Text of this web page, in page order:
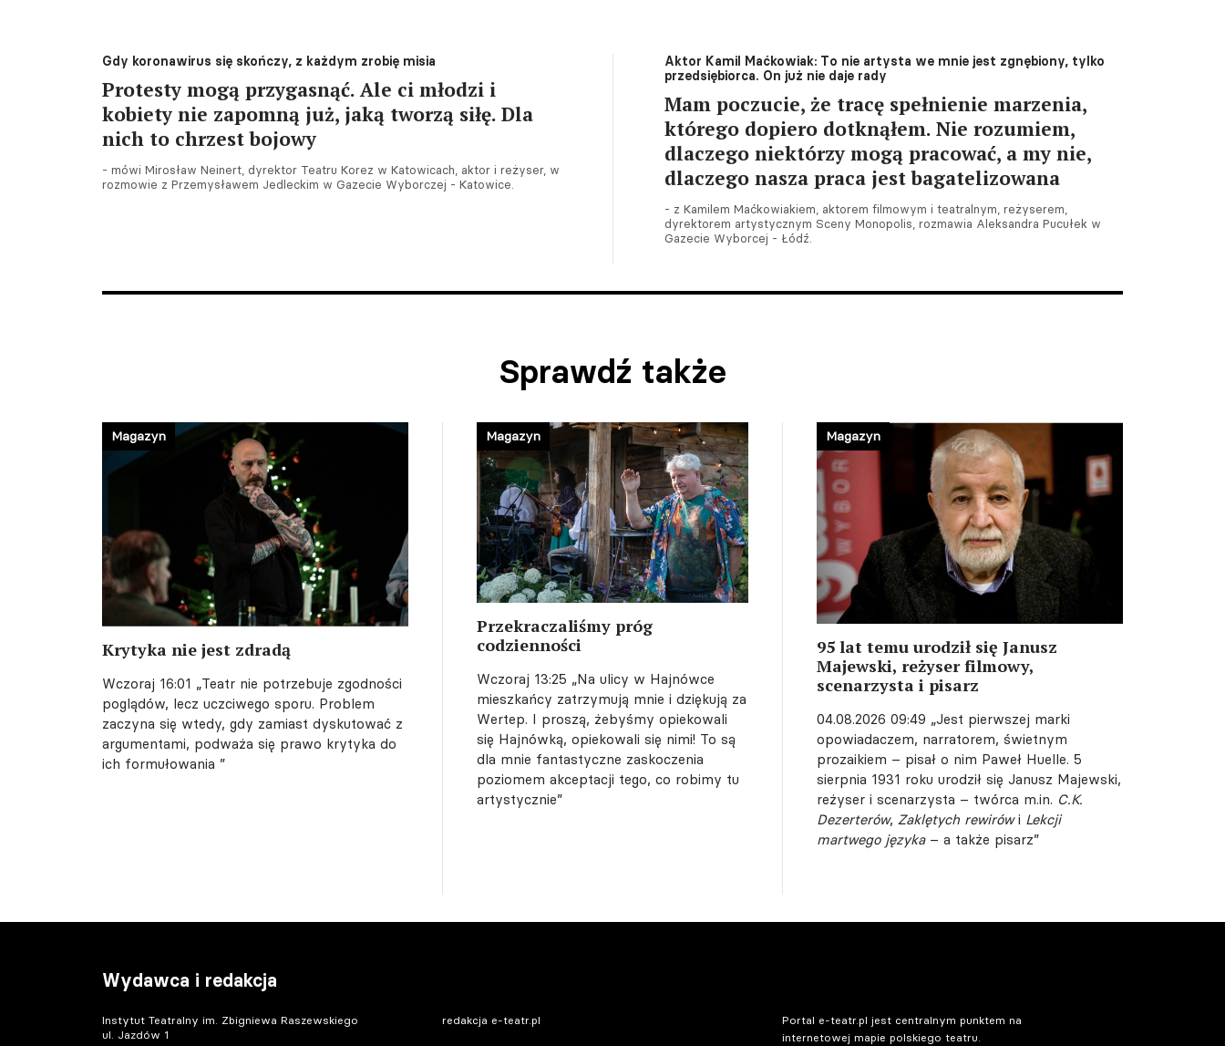
Gdy koronawirus się skończy, z każdym zrobię misia
Protesty mogą przygasnąć. Ale ci młodzi i
kobiety nie zapomną już, jaką tworzą siłę. Dla
nich to chrzest bojowy
- mówi Mirosław Neinert, dyrektor Teatru Korez w Katowicach, aktor i reżyser, w
rozmowie z Przemysławem Jedleckim w Gazecie Wyborczej - Katowice.
Aktor Kamil Maćkowiak: To nie artysta we mnie jest zgnębiony, tylko
przedsiębiorca. On już nie daje rady
Mam poczucie, że tracę spełnienie marzenia,
którego dopiero dotknąłem. Nie rozumiem,
dlaczego niektórzy mogą pracować, a my nie,
dlaczego nasza praca jest bagatelizowana
- z Kamilem Maćkowiakiem, aktorem filmowym i teatralnym, reżyserem,
dyrektorem artystycznym Sceny Monopolis, rozmawia Aleksandra Pucułek w
Gazecie Wyborcej - Łódź.
Sprawdź także
Krytyka nie jest zdradą
Wczoraj 16:01 „Teatr nie potrzebuje zgodności
poglądów, lecz uczciwego sporu. Problem
zaczyna się wtedy, gdy zamiast dyskutować z
argumentami, podważa się prawo krytyka do
ich formułowania ”
Magazyn
Przekraczaliśmy próg
codzienności
Wczoraj 13:25 „Na ulicy w Hajnówce
mieszkańcy zatrzymują mnie i dziękują za
Wertep. I proszą, żebyśmy opiekowali
się Hajnówką, opiekowali się nimi! To są
dla mnie fantastyczne zaskoczenia
poziomem akceptacji tego, co robimy tu
artystycznie”
Magazyn
95 lat temu urodził się Janusz
Majewski, reżyser filmowy,
scenarzysta i pisarz
04.08.2026 09:49 „Jest pierwszej marki
opowiadaczem, narratorem, świetnym
prozaikiem – pisał o nim Paweł Huelle. 5
sierpnia 1931 roku urodził się Janusz Majewski,
reżyser i scenarzysta – twórca m.in. C.K.
Dezerterów,Zaklętych rewirówi Lekcji
martwego języka– a także pisarz”
Magazyn
Wydawca i redakcja
Instytut Teatralny im. Zbigniewa Raszewskiego
ul. Jazdów 1
redakcja e-teatr.pl
Portal e-teatr.pl jest centralnym punktem na
internetowej mapie polskiego teatru.